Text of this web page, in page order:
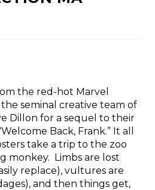
the red-hot Marvel
seminal creative team of
Dillon for a sequel to their
Back, Frank.” It all
take a trip to the zoo
monkey. Limbs are lost
replace), vultures are
and then things get,